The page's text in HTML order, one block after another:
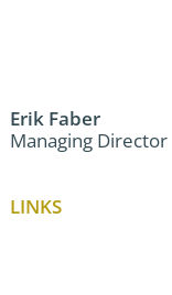
Erik Faber
Managing Director
LINKS